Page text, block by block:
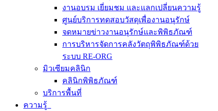
งานอบรม เยี่ยมชม และแลกเปลี่ยนความรู้
ศูนย์บริการทดสอบวัสดุเพื่องานอนุรักษ์
จดหมายข่าวงานอนุรักษ์และพิพิธภัณฑ์
การบริหารจัดการคลังวัตถุพิพิธภัณฑ์ด้วย
ระบบ RE-ORG
มิวเซียมคลินิก
คลินิกพิพิธภัณฑ์
บริการพื้นที่
ความรู้